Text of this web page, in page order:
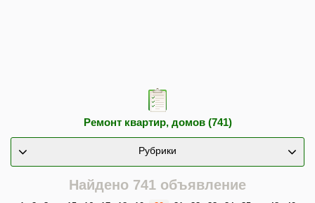
Ремонт квартир, домов (741)
Рубрики
Найдено 741 объявление